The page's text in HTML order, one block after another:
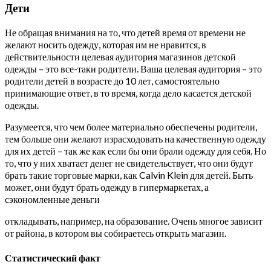
Дети
Не обращая внимания на то, что детей время от времени не
желают носить одежду, которая им не нравится, в
действительности целевая аудитория магазинов детской
одежды – это все-таки родители. Ваша целевая аудитория – это
родители детей в возрасте до 10 лет, самостоятельно
принимающие ответ, в то время, когда дело касается детской
одежды.
Разумеется, что чем более материально обеспечены родители,
тем больше они желают израсходовать на качественную одежду
для их детей – так же как если бы они брали одежду для себя. Но
то, что у них хватает денег не свидетельствует, что они будут
брать такие торговые марки, как Calvin Klein для детей. Быть
может, они будут брать одежду в гипермаркетах, а
сэкономленные деньги
откладывать, например, на образование. Очень многое зависит
от района, в котором вы собираетесь открыть магазин.
Статистический факт